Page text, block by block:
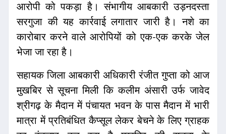
आरोपी को पकड़ा है। संभागीय आबकारी उड़नदस्ता
सरगुजा की यह कार्रवाई लगातार जारी है। नशे का
कारोबार करने वाले आरोपियों को एक-एक करके जेल
भेजा जा रहा है।
सहायक जिला आबकारी अधिकारी रंजीत गुप्ता को आज
मुखबिर से सूचना मिली कि कलीम अंसारी उर्फ जावेद
श्रीगढ़ के मैदान में पंचायत भवन के पास मैदान में भारी
मात्रा में प्रतिबंधित कैप्सूल लेकर बेचने के लिए ग्राहक